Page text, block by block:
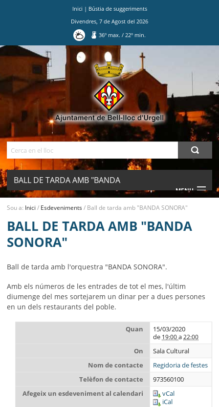
Inici | Bústia de suggeriments
Divendres 7 de Agost del 2026
36º max./ 22º min.
BALL DE TARDA AMB "BANDA
SONORA"
MENU
AJUNTAMENT
MUNICIPI
SEU ELECTRÒNICA
BELL-LLOC SOLUCIONA
Sou a: Inici / Esdeveniments/ Ball de tarda amb "BANDA SONORA"
BALL DE TARDA AMB "BANDA
SONORA"
Ball de tarda amb l'orquestra "BANDA SONORA".
Amb els números de les entrades de tot el mes, l'últim
diumenge del mes sortejarem un dinar per a dues persones
en un dels restaurants del poble.
Quan
15/03/2020
de 19:00 a22:00
On
Sala Cultural
Nom de contacte
Regidoria de festes
Telèfon de contacte
973560100
Afegeix un esdeveniment al calendari
vCal
iCal